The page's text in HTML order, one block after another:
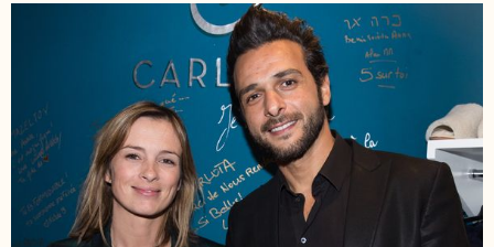
l’association Ruban
Rose présentée par I.
Ithurburu à Paris le
mardi 30 septembre
2025. © Alain Guizard /
Bestimage
43ème cérémonie des
Cesar à la salle Pleyel à
Paris, le 2 mars 2018. ©
Dominique Jacovides -
Olivier Borde /
Bestimage